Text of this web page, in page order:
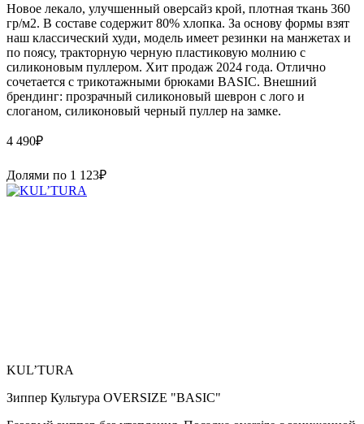
Новое лекало, улучшенный оверсайз крой, плотная ткань 360
гр/м2. В составе содержит 80% хлопка. За основу формы взят
наш классический худи, модель имеет резинки на манжетах и
по поясу, тракторную черную пластиковую молнию с
силиконовым пуллером. Хит продаж 2024 года. Отлично
сочетается с трикотажными брюками BASIC. Внешний
брендинг: прозрачный силиконовый шеврон с лого и
слоганом, силиконовый черный пуллер на замке.
4 490₽
Долями по 1 123₽
KUL’TURA
Зиппер Культура OVERSIZE "BASIC"